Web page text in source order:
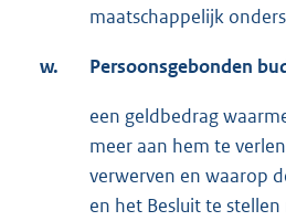
maatschappelijk
w. Persoonsgebonden
een geldbedrag
meer aan hem te
verwerven en waarop
en het Besluit te